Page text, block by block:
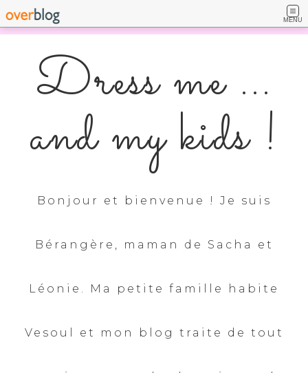
MENU
Dress me ...
and my kids !
Bonjour et bienvenue ! Je suis
Bérangère, maman de Sacha et
Léonie. Ma petite famille habite
Vesoul et mon blog traite de tout